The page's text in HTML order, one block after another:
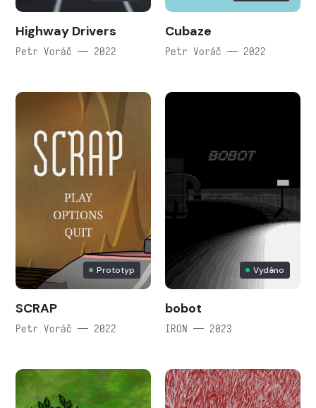
Highway Drivers
Petr Voráč — 2022
Cubaze
Petr Voráč — 2022
Prototyp
SCRAP
Petr Voráč — 2022
Vydáno
bobot
IRON — 2023